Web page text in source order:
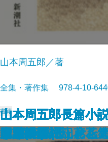
山本周五郎長篇小
巻 青べか物語
山本周五郎長篇小
巻 火の杯
山本周五郎長篇小
巻 季節のない街
山本周五郎長篇小
巻 寝ぼけ署長
山本周五郎長篇小
巻 虚空遍歴(上)
山本周五郎長篇小
巻 虚空遍歴(下)
山本周五郎長篇
新潮記・ちくしょ
山本周五郎長篇
風雲海南記
山本周五郎長篇
天地静大(上)
山本周五郎長篇
天地静大(下)
山本周五郎／著
全集・著作集 978-4-10-
書籍
山本周五郎長篇
明和絵暦
山本周五郎長篇
彦左衛門外記・花
山本周五郎長篇
楽天旅日記・花も
山本周五郎長篇
五瓣の椿・山彦乙
山本周五郎長篇
ながい坂(上)
山本周五郎長篇
ながい坂(下)
山本周五郎長篇
流太平記
山本周五郎長篇
雪記(上)
山本周五郎長篇
雪記(下)
山本周五郎長篇
ひげ診療譚・おた